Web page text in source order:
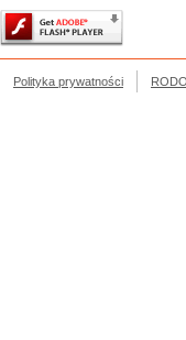
Polityka prywatności RODO